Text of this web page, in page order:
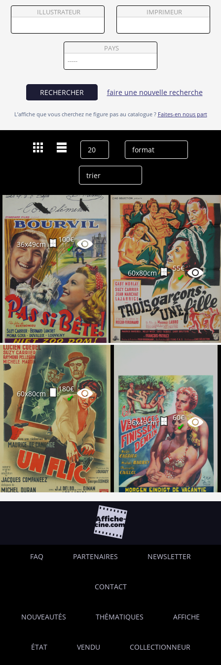
Vendre
ILLUSTRATEUR IMPRIMEUR
PAYS
RECHERCHER faire une nouvelle recherche
L’affiche que vous cherchez ne figure pas au catalogue ? Faites-en nous part
36x49cm
100€
✔
60x80cm
55€
✔
60x80cm
180€
✔
36x49cm
60€
✔
FAQ PARTENAIRES NEWSLETTER
CONTACT
NOUVEAUTÉS THÉMATIQUES AFFICHE
ÉTAT VENDU COLLECTIONNEUR